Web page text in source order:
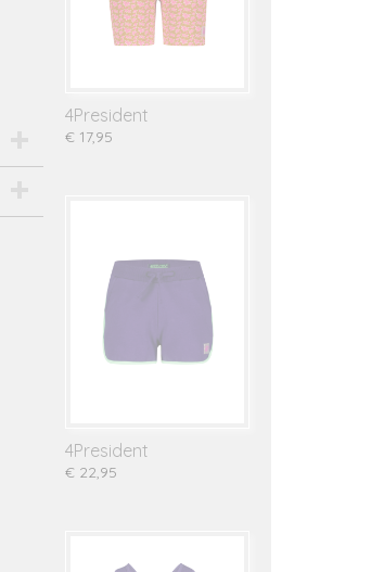
4President
€ 17,95
4President
€ 22,95